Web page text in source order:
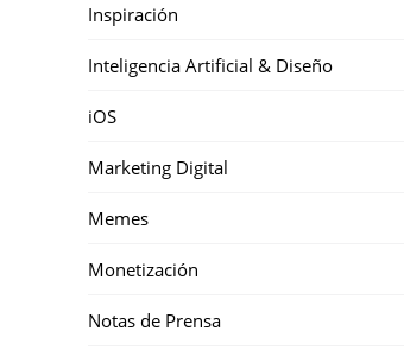
Inspiración
Inteligencia Artificial & Diseño
iOS
Marketing Digital
Memes
Monetización
Notas de Prensa